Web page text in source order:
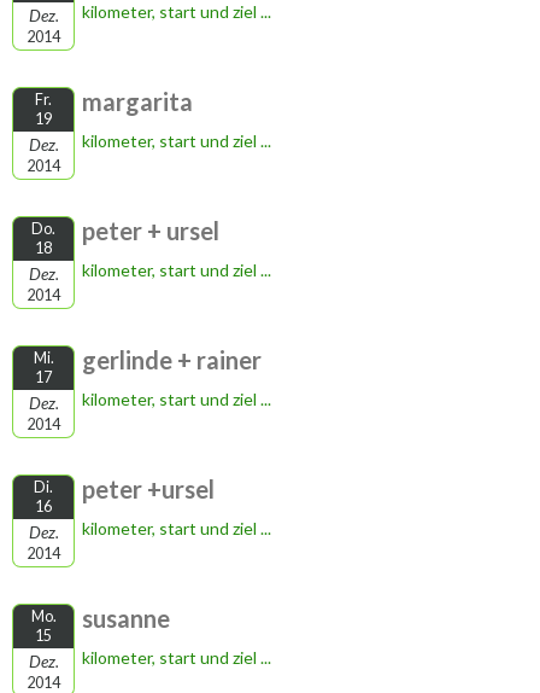
Dez.
2014
kilometer, start und ziel ...
Fr.
19
Dez.
2014
margarita
kilometer, start und ziel ...
Do.
18
Dez.
2014
peter + ursel
kilometer, start und ziel ...
Mi.
17
Dez.
2014
gerlinde + rainer
kilometer, start und ziel ...
Di.
16
Dez.
2014
peter +ursel
kilometer, start und ziel ...
Mo.
15
Dez.
2014
susanne
kilometer, start und ziel ...